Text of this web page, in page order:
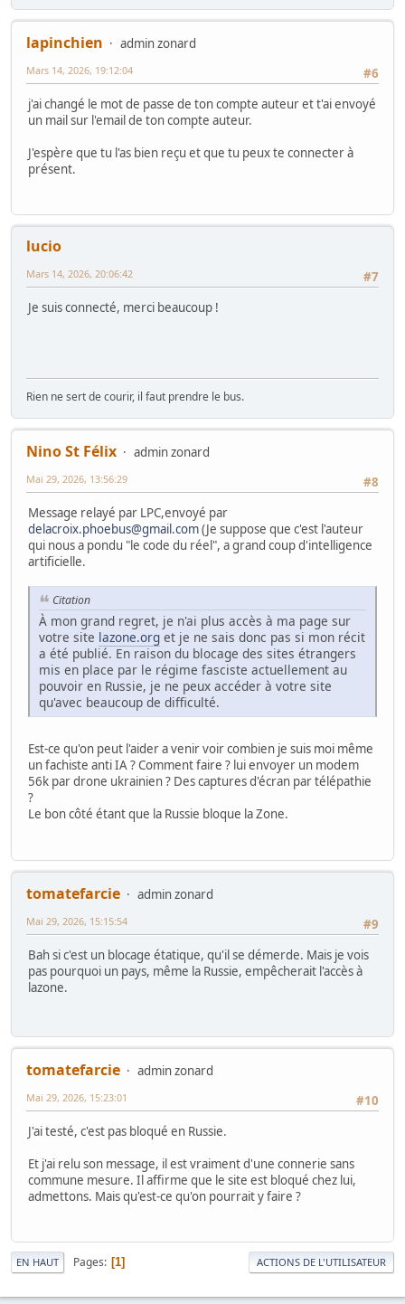
lapinchien
admin zonard
#6
Mars 14, 2026, 19:12:04
j'ai changé le mot de passe de ton compte auteur et t'ai envoyé
un mail sur l'email de ton compte auteur.
J'espère que tu l'as bien reçu et que tu peux te connecter à
présent.
lucio
#7
Mars 14, 2026, 20:06:42
Je suis connecté, merci beaucoup !
Rien ne sert de courir, il faut prendre le bus.
Nino St Félix
admin zonard
#8
Mai 29, 2026, 13:56:29
Message relayé par LPC,envoyé par
delacroix.phoebus@gmail.com(Je suppose que c'est l'auteur
qui nous a pondu "le code du réel", a grand coup d'intelligence
artificielle.
Citation
À mon grand regret, je n'ai plus accès à ma page sur
votre site lazone.org et je ne sais donc pas si mon récit
a été publié. En raison du blocage des sites étrangers
mis en place par le régime fasciste actuellement au
pouvoir en Russie, je ne peux accéder à votre site
qu'avec beaucoup de difficulté.
Est-ce qu'on peut l'aider a venir voir combien je suis moi même
un fachiste anti IA ? Comment faire ? lui envoyer un modem
56k par drone ukrainien ? Des captures d'écran par télépathie
?
Le bon côté étant que la Russie bloque la Zone.
tomatefarcie
admin zonard
#9
Mai 29, 2026, 15:15:54
Bah si c'est un blocage étatique, qu'il se démerde. Mais je vois
pas pourquoi un pays, même la Russie, empêcherait l'accès à
lazone.
tomatefarcie
admin zonard
#10
Mai 29, 2026, 15:23:01
J'ai testé, c'est pas bloqué en Russie.
Et j'ai relu son message, il est vraiment d'une connerie sans
commune mesure. Il affirme que le site est bloqué chez lui,
admettons. Mais qu'est-ce qu'on pourrait y faire ?
EN HAUT Pages 1 ACTIONS DE L'UTILISATEUR